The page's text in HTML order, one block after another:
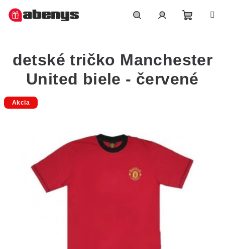
košík
detské tričko Manchester
United biele - červené
Akcia